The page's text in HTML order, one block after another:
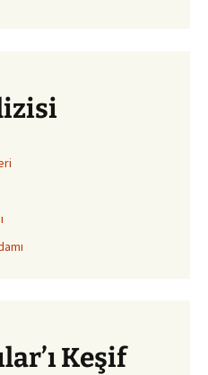
Keşif